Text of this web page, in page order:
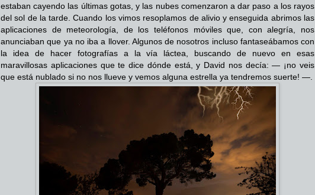
estaban cayendo las últimas gotas, y las nubes comenzaron a dar paso a los rayos
del sol de la tarde. Cuando los vimos resoplamos de alivio y enseguida abrimos las
aplicaciones de meteorología, de los teléfonos móviles que, con alegría, nos
anunciaban que ya no iba a llover. Algunos de nosotros incluso fantaseábamos con
la idea de hacer fotografías a la vía láctea, buscando de nuevo en esas
maravillosas aplicaciones que te dice dónde está, y David nos decía: — ¡no veis
que está nublado si no nos llueve y vemos alguna estrella ya tendremos suerte! —.